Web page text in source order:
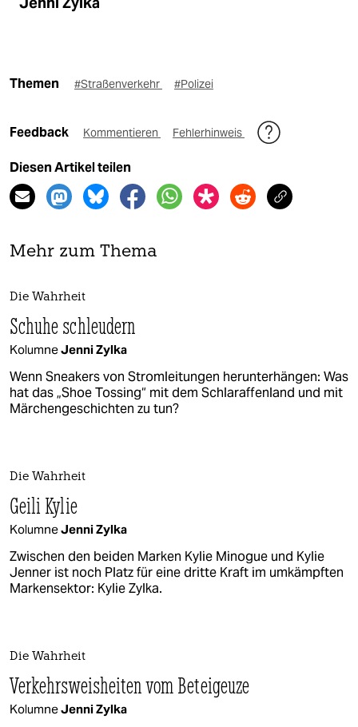
Themen #Straßenverkehr #Polizei
Feedback Kommentieren Fehlerhinweis
Diesen Artikel teilen
Mehr zum Thema
Die Wahrheit
Schuhe schleudern
KolumneJenni Zylka
Wenn Sneakers von Stromleitungen herunterhängen: Was
hat das „Shoe Tossing“ mit dem Schlaraffenland und mit
Märchengeschichten zu tun?
Die Wahrheit
Geili Kylie
KolumneJenni Zylka
Zwischen den beiden Marken Kylie Minogue und Kylie
Jenner ist noch Platz für eine dritte Kraft im umkämpften
Markensektor: Kylie Zylka.
Die Wahrheit
Verkehrsweisheiten vom Beteigeuze
KolumneJenni Zylka